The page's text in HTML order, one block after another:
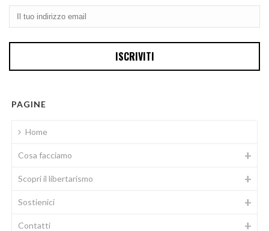
PAGINE
Home
Cosa facciamo
Scopri il libertarismo
Sostienici
Contatti